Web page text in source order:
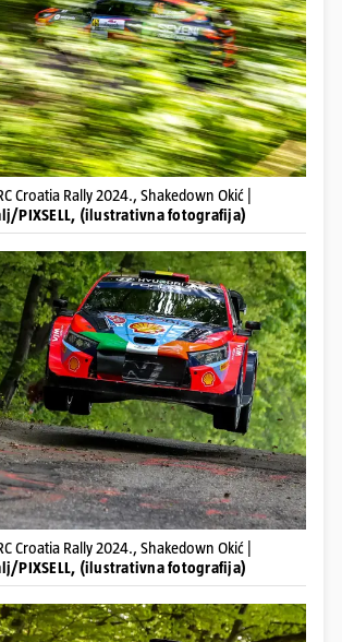
Croatia Rally 2024., Shakedown Okić |
PIXSELL, (ilustrativna fotografija)
Croatia Rally 2024., Shakedown Okić |
PIXSELL, (ilustrativna fotografija)